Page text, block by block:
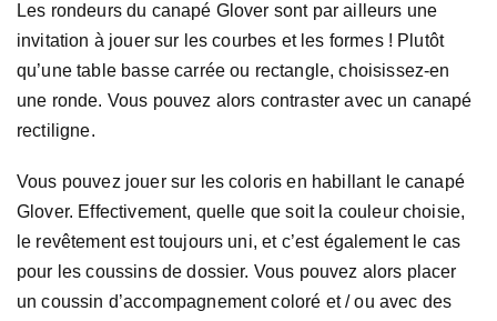
Les rondeurs du canapé Glover sont par ailleurs une
invitation à jouer sur les courbes et les formes ! Plutôt
qu’une table basse carrée ou rectangle, choisissez-en
une ronde. Vous pouvez alors contraster avec un canapé
rectiligne.
Vous pouvez jouer sur les coloris en habillant le canapé
Glover. Effectivement, quelle que soit la couleur choisie,
le revêtement est toujours uni, et c’est également le cas
pour les coussins de dossier. Vous pouvez alors placer
un coussin d’accompagnement coloré et / ou avec des